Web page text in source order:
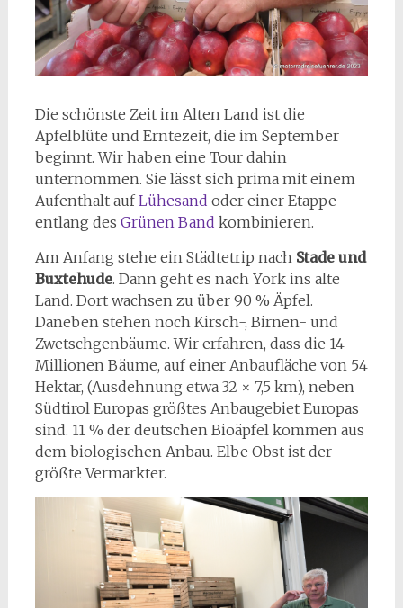
Die schönste Zeit im Alten Land ist die
Apfelblüte und Erntezeit, die im September
beginnt. Wir haben eine Tour dahin
unternommen. Sie lässt sich prima mit einem
Aufenthalt aufLühesand oder einer Etappe
entlang des Grünen Band kombinieren.
Am Anfang stehe ein Städtetrip nach Stade und
Buxtehude. Dann geht es nach York ins alte
Land. Dort wachsen zu über 90 % Äpfel.
Daneben stehen noch Kirsch-, Birnen- und
Zwetschgenbäume. Wir erfahren, dass die 14
Millionen Bäume, auf einer Anbaufläche von 54
Hektar, (Ausdehnung etwa 32 × 7,5 km), neben
Südtirol Europas größtes Anbaugebiet Europas
sind. 11 % der deutschen Bioäpfel kommen aus
dem biologischen Anbau. Elbe Obst ist der
größte Vermarkter.